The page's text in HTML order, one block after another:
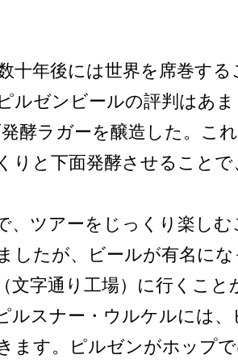
十年後には世界を席巻する
ルゼンビールの評判はあ
酵ラガーを醸造した。こ
りと下­面発酵させること
、ツアーをじっくり楽し
したが、ビールが有名に
字通­り工場）に行くこと
ルスナー・ウルケ­ルには
ます。ピルゼンがホップ